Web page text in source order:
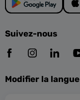
Suivez-nous
Modifier la langue